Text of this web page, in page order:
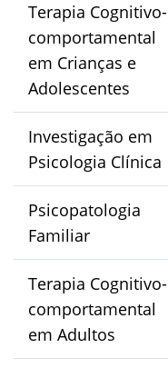
Terapia Cognitivo-
comportamental
em Crianças e
Adolescentes
Investigação em
Psicologia Clínica
Psicopatologia
Familiar
Terapia Cognitivo-
comportamental
em Adultos